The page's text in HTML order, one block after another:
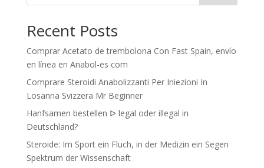
Recent Posts
Comprar Acetato de trembolona Con Fast Spain, envío
en línea en Anabol-es com
Comprare Steroidi Anabolizzanti Per Iniezioni In
Losanna Svizzera Mr Beginner
Hanfsamen bestellen ᐅ legal oder illegal in
Deutschland?
Steroide: Im Sport ein Fluch, in der Medizin ein Segen
Spektrum der Wissenschaft